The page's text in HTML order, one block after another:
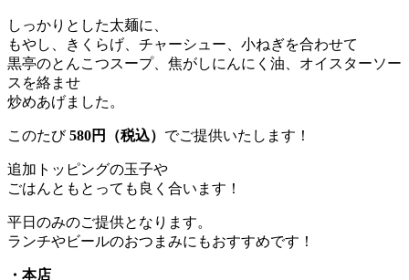
しっかりとした太麺に、
もやし、きくらげ、チャーシュー、小ねぎを合わせて
黒亭のとんこつスープ、焦がしにんにく油、オイスターソー
スを絡ませ
炒めあげました。
このたび580円（税込） でご提供いたします！
追加トッピングの玉子や
ごはんともとっても良く合います！
平日のみのご提供となります。
ランチやビールのおつまみにもおすすめです！
・本店